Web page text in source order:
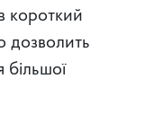
короткий
дозволить
більшої